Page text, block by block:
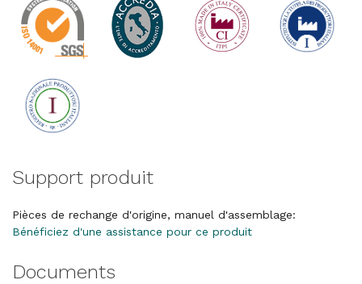
Support produit
Pièces de rechange d'origine, manuel d'assemblage:
Bénéficiez d'une assistance pour ce produit
Documents